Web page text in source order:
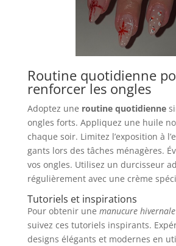
Routine quotidienne
renforcer les ongles
Adoptez une routine quotidienne
ongles forts. Appliquez une huile
chaque soir. Limitez l’exposition à
gants lors des tâches ménagères.
vos ongles. Utilisez un durcisseur
régulièrement avec une crème
Tutoriels et inspirations
Pour obtenir une manucure hivernale
suivez ces tutoriels inspirants.
designs élégants et modernes en